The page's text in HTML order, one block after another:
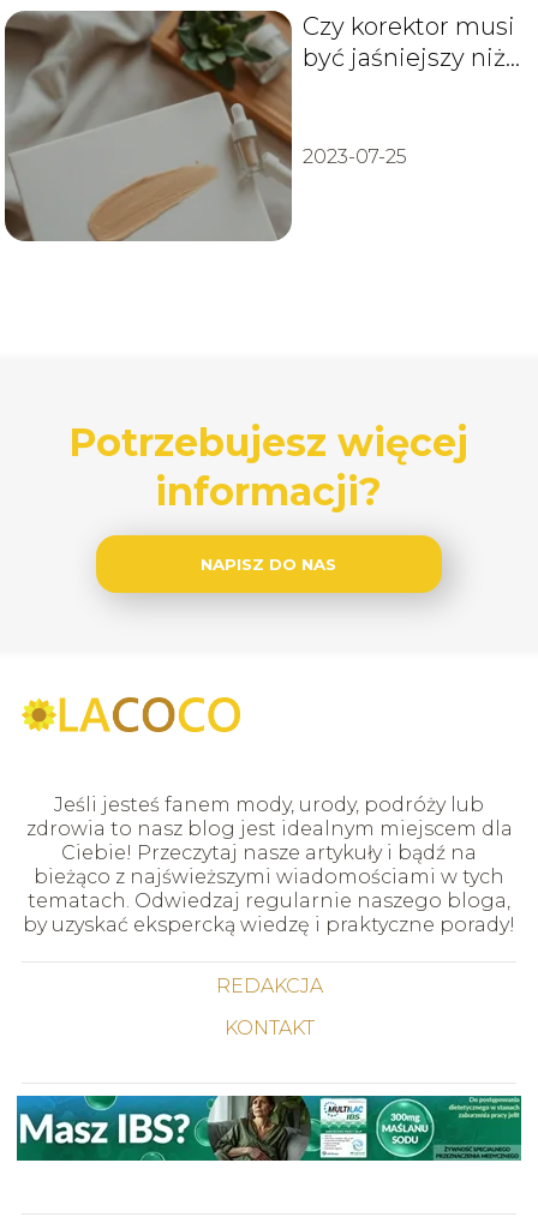
Czy korektor musi
być jaśniejszy niż
2023-07-25
Potrzebujesz więcej
informacji?
NAPISZ DO NAS
Jeśli jesteś fanem mody, urody, podróży lub
zdrowia to nasz blog jest idealnym miejscem dla
Ciebie! Przeczytaj nasze artykuły i bądź na
bieżąco z najświeższymi wiadomościami w tych
tematach. Odwiedzaj regularnie naszego bloga,
by uzyskać ekspercką wiedzę i praktyczne porady!
REDAKCJA
KONTAKT